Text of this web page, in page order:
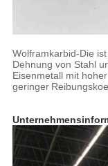
Wolframkarbid-Die
Dehnung von Stahl
Eisenmetall mit
geringer